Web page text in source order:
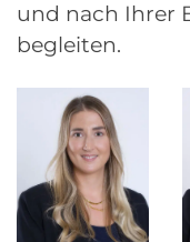
und nach Ihrer
begleiten.